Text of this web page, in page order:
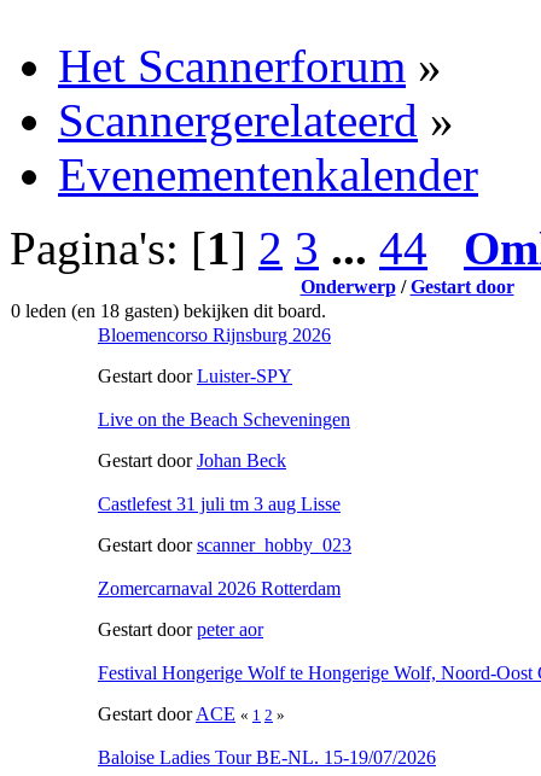
Het Scannerforum »
Scannergerelateerd »
Evenementenkalender
Pagina's: [1] 2 3 ... 44
Onderwerp/Gestart door
0 leden (en 18 gasten) bekijken dit board.
Bloemencorso Rijnsburg 2026
Gestart doorLuister-SPY
Live on the Beach Scheveningen
Gestart doorJohan Beck
Castlefest 31 juli tm 3 aug Lisse
Gestart doorscanner_hobby_023
Zomercarnaval 2026 Rotterdam
Gestart doorpeter aor
Festival Hongerige Wolf te Hongerige Wolf, Noord-Oost
Gestart doorACE « 1 2 »
Baloise Ladies Tour BE-NL. 15-19/07/2026